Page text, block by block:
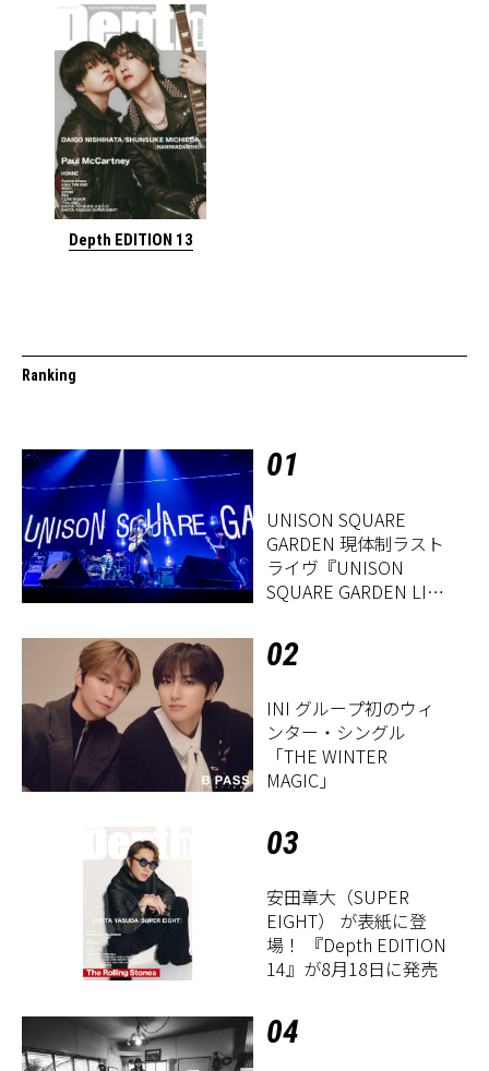
Depth EDITION 13
Ranking
01
UNISON SQUARE
GARDEN 現体制ラスト
ライヴ『UNISON
SQUARE GARDEN LIVE
Period」』レポート
02
INI グループ初のウィ
ンター・シングル
「THE WINTER
MAGIC」
03
安田章大（SUPER
EIGHT） が表紙に登
場！ 『Depth EDITION
14』が8月18日に発売
04